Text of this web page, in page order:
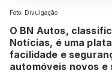
Foto: Divulgação
O BN Autos,
Notícias, é uma
facilidade e
automóveis novos e